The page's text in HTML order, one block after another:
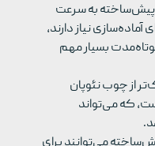
پیش‌ساخته به سرعت
نیاز دارند،
بسیار مهم
از چوب نئوپان
که می‌تواند
می‌توانند برای